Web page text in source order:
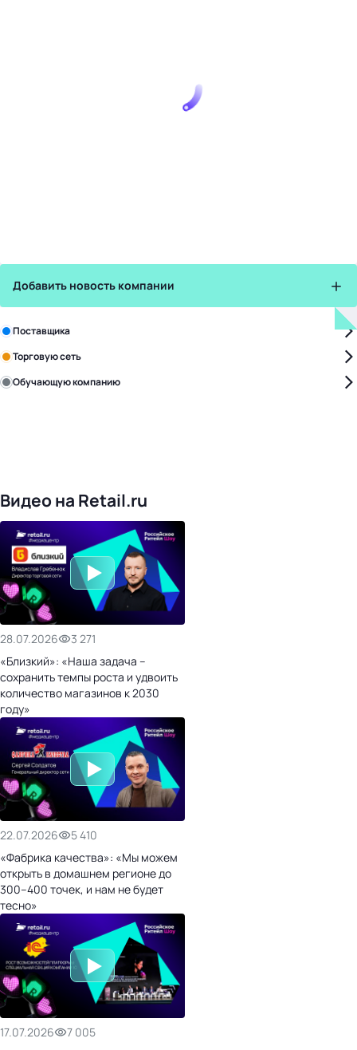
Добавить новость компании
Зарегистрируйте в бизнес-центре:
Поставщика
Торговую сеть
Обучающую компанию
Видео на Retail.ru
28.07.2026
3 271
«Близкий»: «Наша задача –
сохранить темпы роста и удвоить
количество магазинов к 2030
году»
22.07.2026
5 410
«Фабрика качества»: «Мы можем
открыть в домашнем регионе до
300–400 точек, и нам не будет
тесно»
17.07.2026
7 005